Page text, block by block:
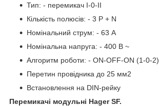
Тип: - перемикач I-0-II
Кількість полюсів: - 3 P + N
Номінальний струм: - 63 А
Номінальна напруга: - 400 В ~
Алгоритм роботи: - ON-OFF-ON (1-0-2)
Перетин провідника до 25 мм2
Встановлення на DIN-рейку
Перемикачі модульні Hager SF.